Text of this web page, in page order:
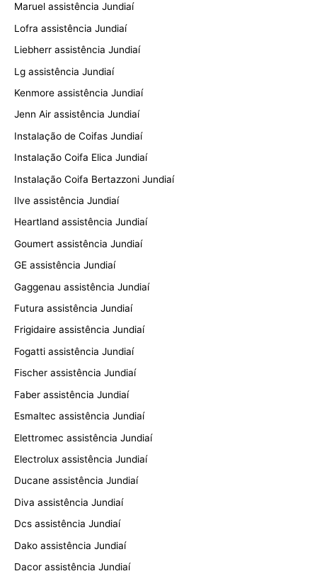
Maruel assistência Jundiaí
Lofra assistência Jundiaí
Liebherr assistência Jundiaí
Lg assistência Jundiaí
Kenmore assistência Jundiaí
Jenn Air assistência Jundiaí
Instalação de Coifas Jundiaí
Instalação Coifa Elica Jundiaí
Instalação Coifa Bertazzoni Jundiaí
Ilve assistência Jundiaí
Heartland assistência Jundiaí
Goumert assistência Jundiaí
GE assistência Jundiaí
Gaggenau assistência Jundiaí
Futura assistência Jundiaí
Frigidaire assistência Jundiaí
Fogatti assistência Jundiaí
Fischer assistência Jundiaí
Faber assistência Jundiaí
Esmaltec assistência Jundiaí
Elettromec assistência Jundiaí
Electrolux assistência Jundiaí
Ducane assistência Jundiaí
Diva assistência Jundiaí
Dcs assistência Jundiaí
Dako assistência Jundiaí
Dacor assistência Jundiaí